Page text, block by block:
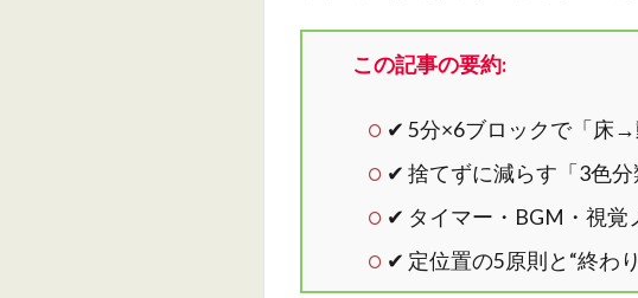
この記事の要約:
✔ 5分×6ブロックで「床
✔ 捨てずに減らす「3色
✔ タイマー・BGM・視覚
✔ 定位置の5原則と“終わ